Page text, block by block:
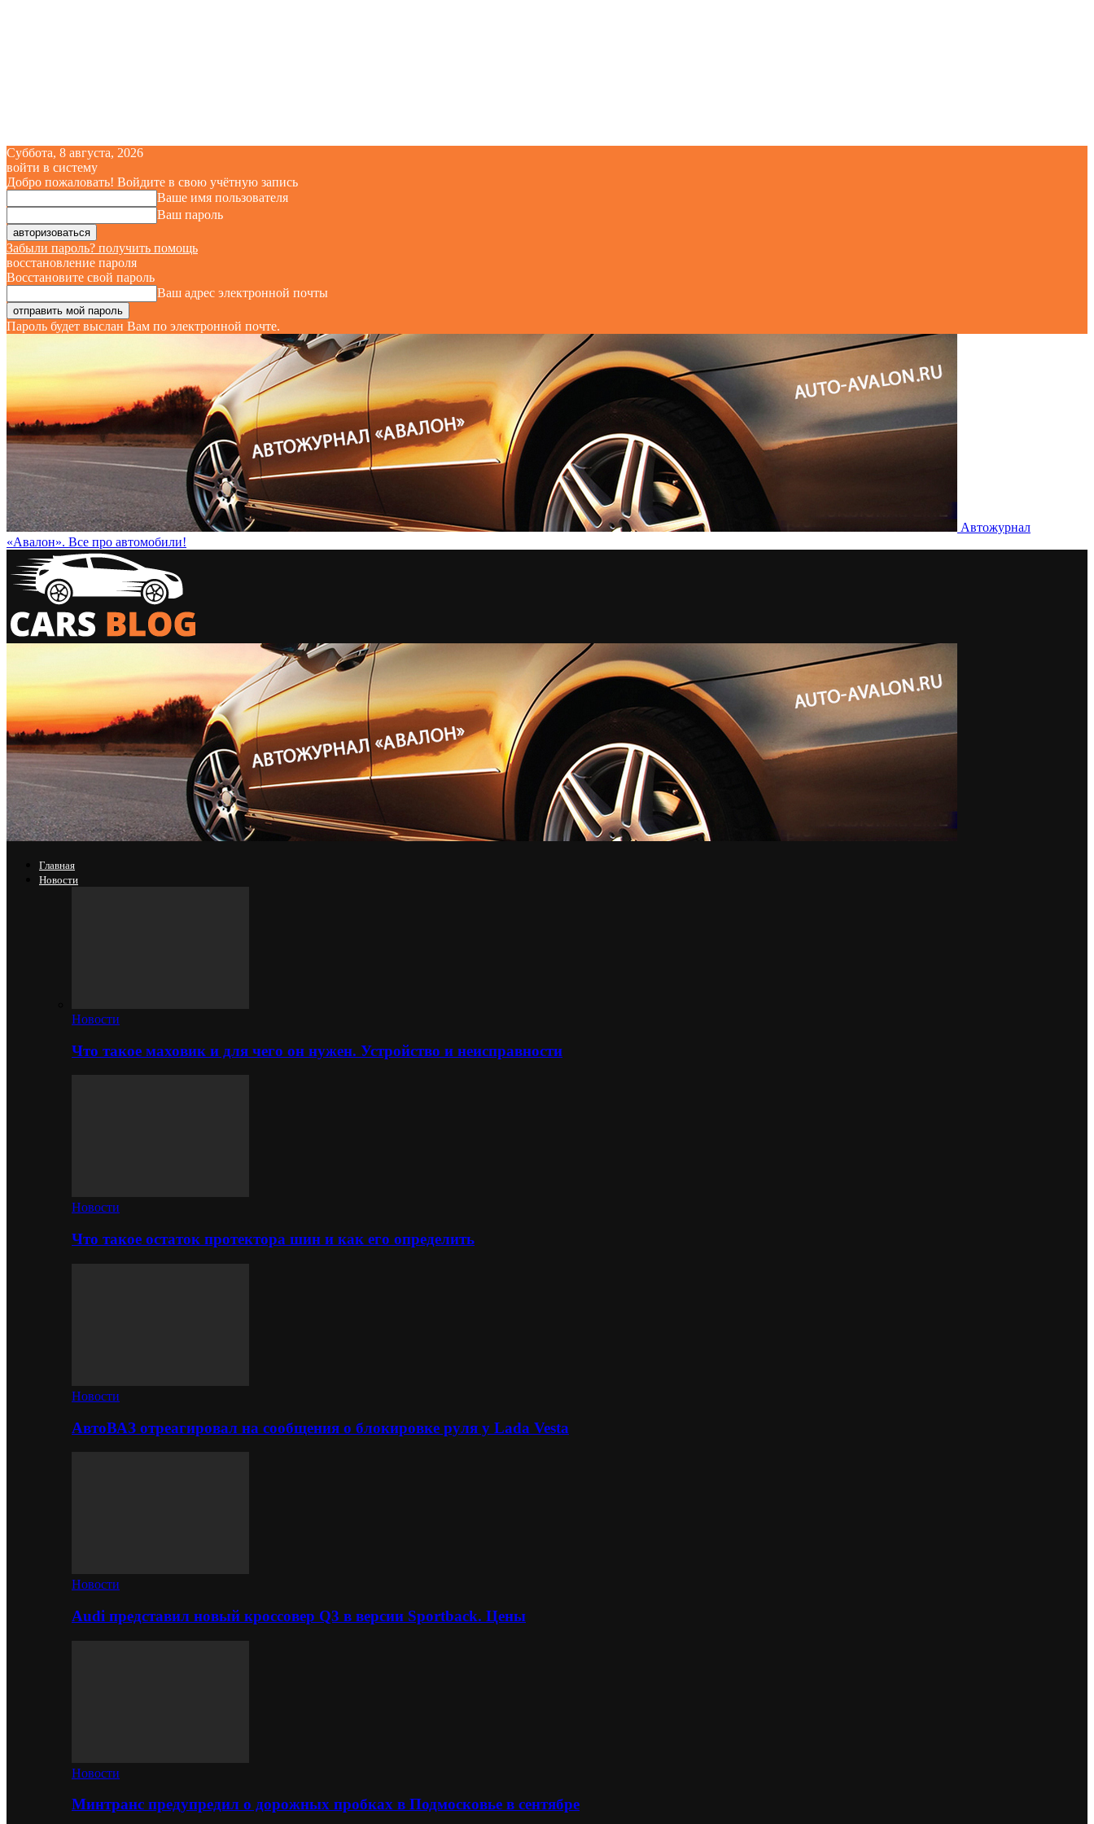
Суббота, 8 августа, 2026
войти в систему
Добро пожаловать! Войдите в свою учётную запись
Ваше имя пользователя
Ваш пароль
Забыли пароль? получить помощь
восстановление пароля
Восстановите свой пароль
Ваш адрес электронной почты
Пароль будет выслан Вам по электронной почте.
Автожурнал
«Авалон». Все про автомобили!
Главная
Новости
Новости
Что такое маховик и для чего он нужен. Устройство и неисправности
Новости
Что такое остаток протектора шин и как его определить
Новости
АвтоВАЗ отреагировал на сообщения о блокировке руля у Lada Vesta
Новости
Audi представил новый кроссовер Q3 в версии Sportback. Цены
Новости
Минтранс предупредил о дорожных пробках в Подмосковье в сентябре